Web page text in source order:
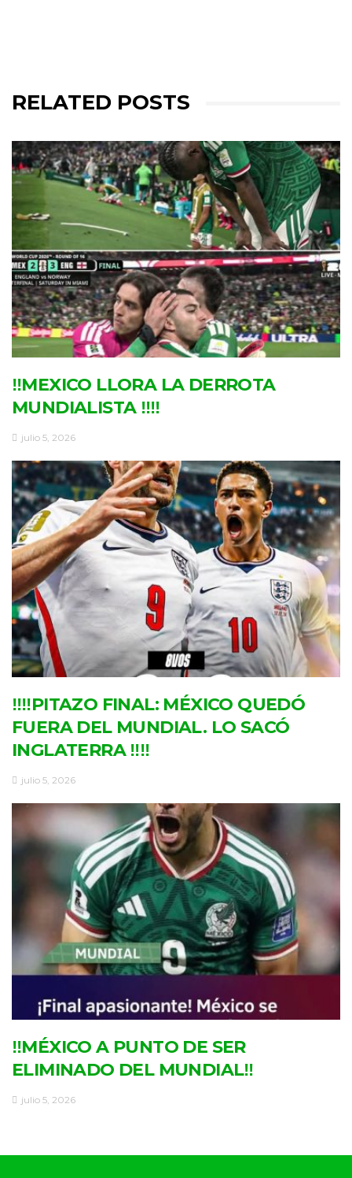
RELATED POSTS
‼MEXICO LLORA LA DERROTA
MUNDIALISTA ‼‼
julio 5, 2026
‼‼PITAZO FINAL: MÉXICO QUEDÓ
FUERA DEL MUNDIAL. LO SACÓ
INGLATERRA ‼‼
julio 5, 2026
‼MÉXICO A PUNTO DE SER
ELIMINADO DEL MUNDIAL‼
julio 5, 2026